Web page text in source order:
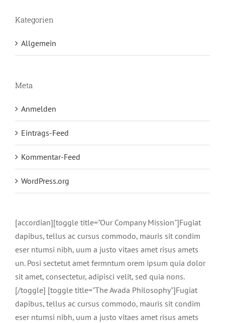
Kategorien
Allgemein
Meta
Anmelden
Eintrags-Feed
Kommentar-Feed
WordPress.org
[accordian][toggle title="Our Company Mission"]Fugiat
dapibus, tellus ac cursus commodo, mauris sit condim
eser ntumsi nibh, uum a justo vitaes amet risus amets
un. Posi sectetut amet fermntum orem ipsum quia dolor
sit amet, consectetur, adipisci velit, sed quia nons.
[/toggle] [toggle title="The Avada Philosophy"]Fugiat
dapibus, tellus ac cursus commodo, mauris sit condim
eser ntumsi nibh, uum a justo vitaes amet risus amets